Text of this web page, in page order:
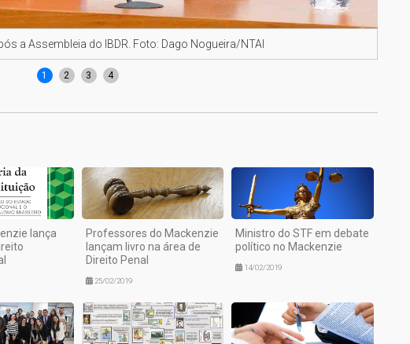
a Assembleia do IBDR. Foto: Dago Nogueira/NTAI
1 2 3 4
lança
Professores do Mackenzie
lançam livro na área de
Direito Penal
25/02/2019
Ministro do STF em debate
político no Mackenzie
14/02/2019